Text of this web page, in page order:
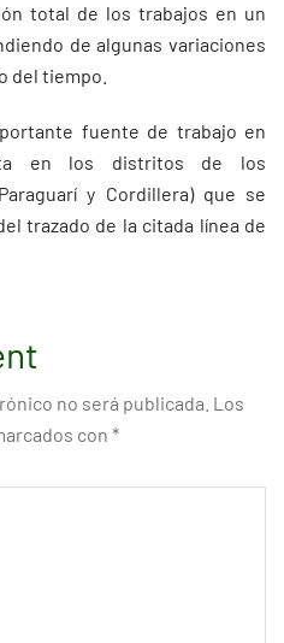
total de los trabajos en un
de algunas variaciones
del tiempo.
fuente de trabajo en
en los distritos de los
y Cordillera) que se
trazado de la citada línea de
no será publicada. Los
con *